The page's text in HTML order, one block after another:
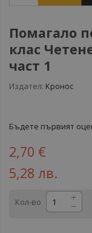
Помагало
клас
част 1
Издател: Кронос
Бъдете първият
2,70 €
5,28 лв.
Кол-во